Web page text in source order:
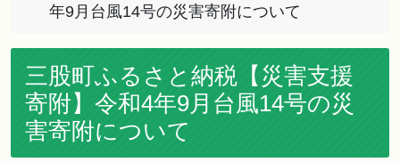
年9月台風14号の災害寄附について
三股町ふるさと納税【災害支援
寄附】令和4年9月台風14号の災
害寄附について